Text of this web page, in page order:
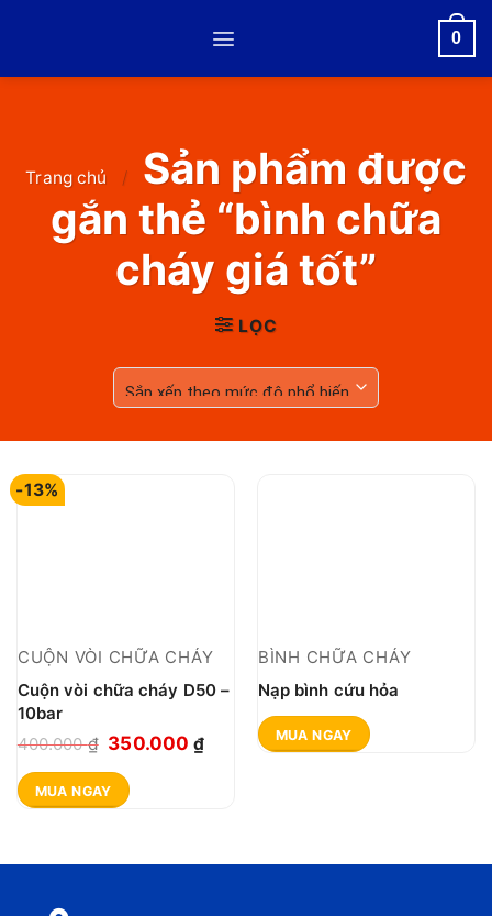
0
Trang chủ /
Sản phẩm được
gắn thẻ “bình chữa
cháy giá tốt”
LỌC
-13%
CUỘN VÒI CHỮA CHÁY
Cuộn vòi chữa cháy D50 –
10bar
400.000₫ Giá
gốc
là:
350.000₫Giá
MUA NGAY
BÌNH CHỮA CHÁY
Nạp bình cứu hỏa
MUA NGAY